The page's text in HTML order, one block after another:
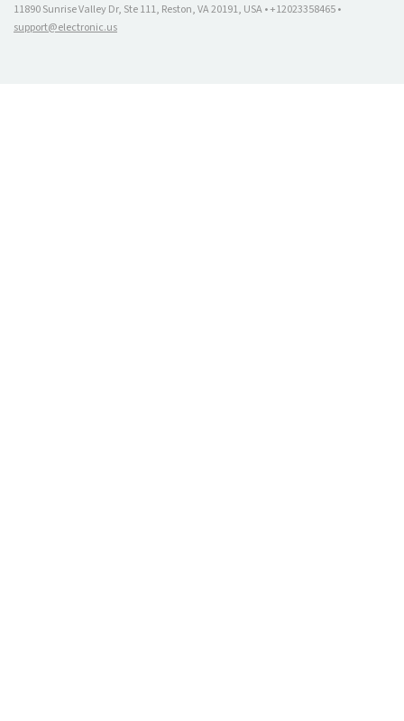
11890 Sunrise Valley Dr, Ste 111, Reston, VA 20191, USA • +12023358465 •
support@electronic.us